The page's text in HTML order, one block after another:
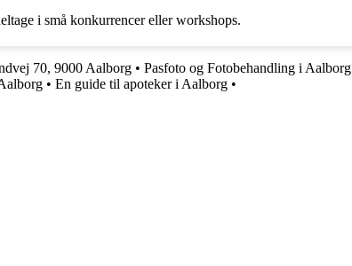
i små konkurrencer eller workshops.
70, 9000 Aalborg • Pasfoto og Fotobehandling i Aalborg
• En guide til apoteker i Aalborg •